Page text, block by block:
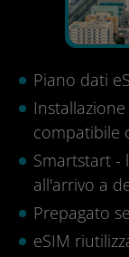
Piano dati
compatibile
Smartstart -
all'arrivo a
Prepagato
eSIM